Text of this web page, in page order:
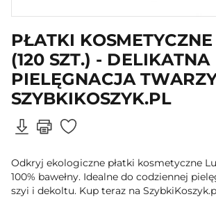
PŁATKI
(120 SZT.) - DELIKATNA
PIELĘGNACJA
SZYBKIKOSZYK.PL
Odkryj ekologiczne płatki kosmetyczne
100% bawełny. Idealne do codziennej
szyi i dekoltu. Kup teraz na